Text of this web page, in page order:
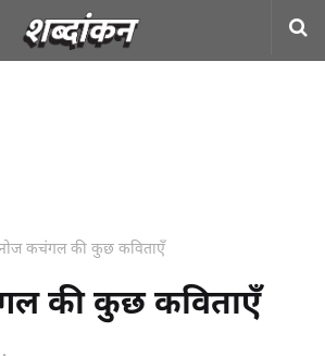
कचंगल की कुछ कविताएँ
की कुछ कविताएँ